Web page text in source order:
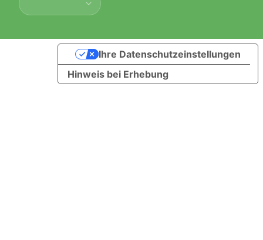
Sprache
Hinweis bei Erhebung
Ihre Datenschutzeinstellungen